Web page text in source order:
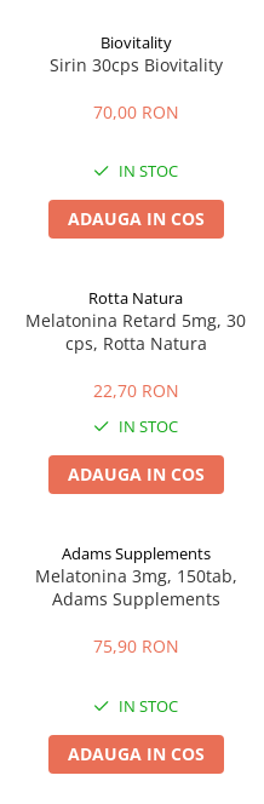
Sanatatea ochilor
Hepato-biliare
Depresie, anxietate
Glanda tiroida
Probleme renale
Prostata, urologie
Sistemul osos
Produse naturiste
Antiinflamator
Antioxidanti
Antitumorale
Articulatii sanatoase
Digestie
Imunitate
Somn usor
Produse pentru Ea
Potenta barbati
Miere
Gume de mestecat
Siropuri, gemuri
Ciocolata
Miere Manuka
Mancare sanatoasa
Leguminoase
Paine, faina si mixuri
Sosuri
Uleiuri alimentare
Unturi alimentare
Sucuri
Snacksuri
Superalimente
Atelierul de cafea si ceaiuri
Geluri de dus naturale
Vopsele
Produse de uz casnic
Produse igienizare
Deodorante
Igiena orala
Protectie antivirala
Sare de baie
Sapunuri
Detergenti Bio
Biovitality
Sirin 30cps Biovitality
70,00 RON
IN STOC
ADAUGA IN COS
Rotta Natura
Melatonina Retard 5mg, 30
cps, Rotta Natura
22,70 RON
IN STOC
ADAUGA IN COS
Adams Supplements
Melatonina 3mg, 150tab,
Adams Supplements
75,90 RON
IN STOC
ADAUGA IN COS